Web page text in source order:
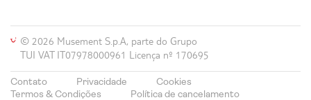
© 2026 Musement S.p.A, parte do Grupo
TUI VAT IT07978000961 Licença nº 170695
Contato Privacidade
Cookies
Termos & Condições
Política de cancelamento